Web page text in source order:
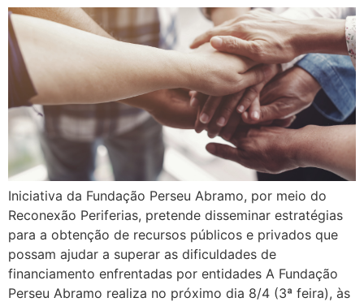
Iniciativa da Fundação Perseu Abramo, por meio do
Reconexão Periferias, pretende disseminar estratégias
para a obtenção de recursos públicos e privados que
possam ajudar a superar as dificuldades de
financiamento enfrentadas por entidades A Fundação
Perseu Abramo realiza no próximo dia 8/4 (3ª feira), às